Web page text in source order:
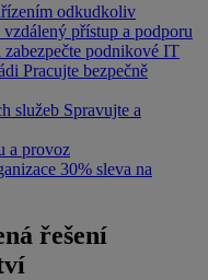
odkudkoliv
vzdálený přístup a podporu
zabezpečte podnikové IT
Pracujte bezpečně
služeb Spravujte a
a provoz
30% sleva na
řešení